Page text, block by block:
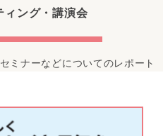
ィング・講演会
ミナーなどについてのレポート